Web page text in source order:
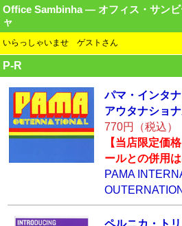
Office Sambinha ― オフィス・サンビ
ャ
いらっしゃいませ ゲストさん
P-R
パマ・インタ
アウタナショ
770円（税込）
【当店限定価
ールとの併用
PAMA
ペルニカ・ト